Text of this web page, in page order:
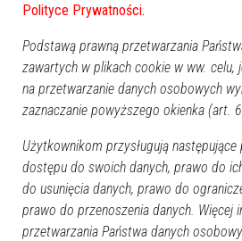
Kalendarz imprez
sierpień 2026
Pn
Wt Śr Cz Pt
29 30
3
4 5 6 7
10
11 12 13 14
17
18 19 20 21
24
25 26 27 28
Polityce Prywatności.
Podstawą prawną przetwarzania
zawartych w plikach cookie w ww.
na przetwarzanie danych osobowych
zaznaczanie powyższego okienka (art.
Użytkownikom przysługują
dostępu do swoich danych, prawo do
do usunięcia danych, prawo do
prawo do przenoszenia danych. Więcej
przetwarzania Państwa danych